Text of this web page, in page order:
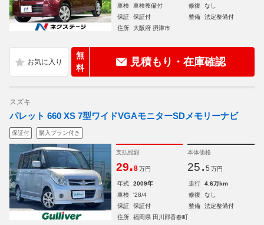
車検
車検整備付 修復
なし
保証
保証付 整備
法定整備付
住所
大阪府 摂津市
無
料
見積もり・在庫確認
スズキ
パレット 660 XS 7型ワイドVGAモニターSDメモリーナビ
保証付 購入プラン付き
支払総額
29.8 万円
本体価格
25. 5 万円
年式 2009年 走行
4.6万km
車検
'28/4 修復
なし
保証
保証付 整備
法定整備付
住所
福岡県 田川郡香春町